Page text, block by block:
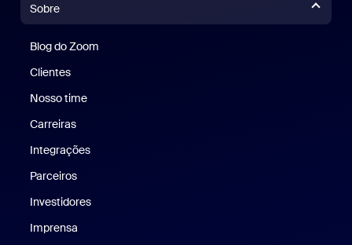
Sobre
Blog do Zoom
Clientes
Nosso time
Carreiras
Integrações
Parceiros
Investidores
Imprensa